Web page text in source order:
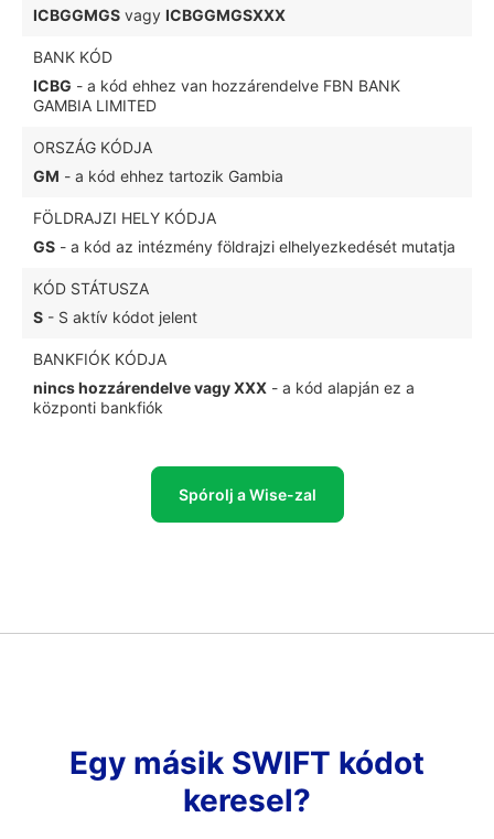
ICBGGMGS vagy ICBGGMGSXXX
BANK KÓD
ICBG - a kód ehhez van hozzárendelve FBN BANK
GAMBIA LIMITED
ORSZÁG KÓDJA
GM - a kód ehhez tartozik Gambia
FÖLDRAJZI HELY KÓDJA
GS - a kód az intézmény földrajzi elhelyezkedését mutatja
KÓD STÁTUSZA
S - S aktív kódot jelent
BANKFIÓK KÓDJA
nincs hozzárendelve vagy XXX - a kód alapján ez a
központi bankfiók
Spórolj a Wise-zal
Egy másik SWIFT kódot
keresel?